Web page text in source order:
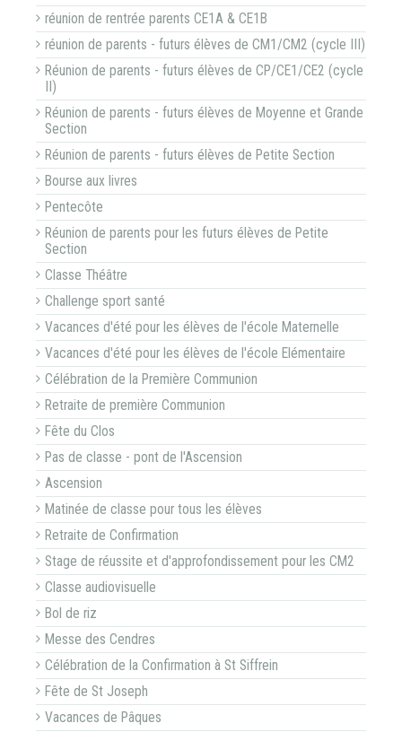
réunion de rentrée parents CE1A & CE1B
réunion de parents - futurs élèves de CM1/CM2 (cycle III)
Réunion de parents - futurs élèves de CP/CE1/CE2 (cycle
II)
Réunion de parents - futurs élèves de Moyenne et Grande
Section
Réunion de parents - futurs élèves de Petite Section
Bourse aux livres
Pentecôte
Réunion de parents pour les futurs élèves de Petite
Section
Classe Théâtre
Challenge sport santé
Vacances d'été pour les élèves de l'école Maternelle
Vacances d'été pour les élèves de l'école Elémentaire
Célébration de la Première Communion
Retraite de première Communion
Fête du Clos
Pas de classe - pont de l'Ascension
Ascension
Matinée de classe pour tous les élèves
Retraite de Confirmation
Stage de réussite et d'approfondissement pour les CM2
Classe audiovisuelle
Bol de riz
Messe des Cendres
Célébration de la Confirmation à St Siffrein
Fête de St Joseph
Vacances de Pâques